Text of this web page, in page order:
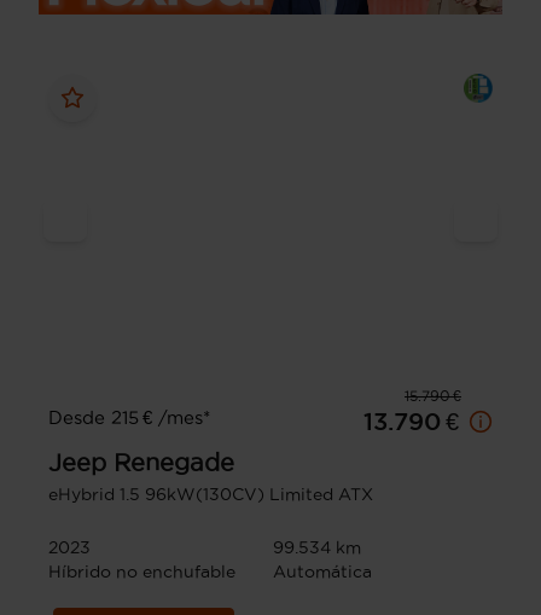
15.790 €
Desde 215 € /mes*
13.790 €
Jeep Renegade
eHybrid 1.5 96kW(130CV) Limited ATX
2023
99.534 km
Híbrido no enchufable
Automática